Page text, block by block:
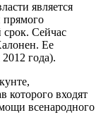
является
прямого
срок. Сейчас
Ее
года).
которого входят
всенародного